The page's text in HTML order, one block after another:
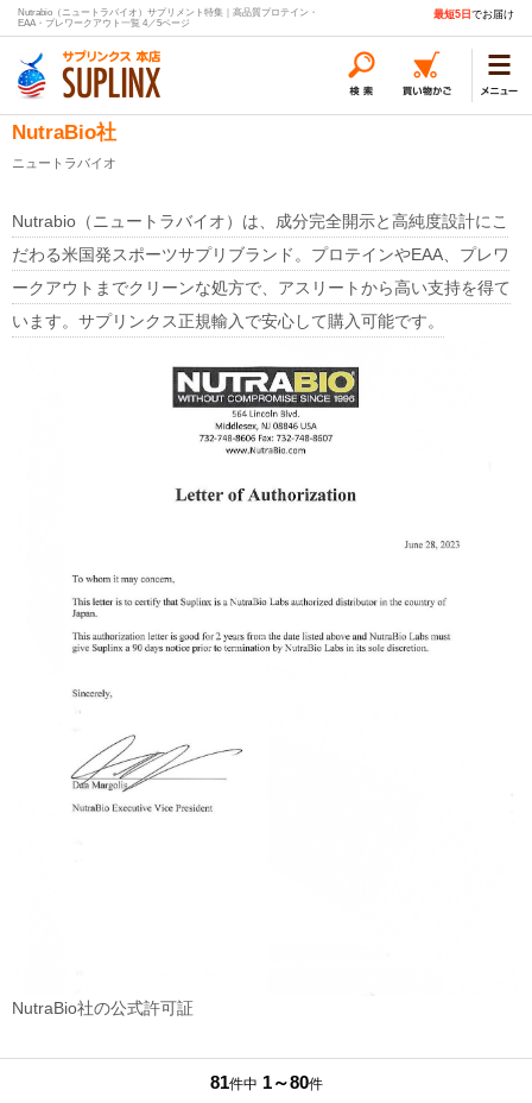
Nutrabio（ニュートラバイオ）サプリメント特集｜高品質プロテイン・
EAA・プレワークアウト一覧 4／5ページ
最短5日 でお届け
NutraBio社
ニュートラバイオ
Nutrabio（ニュートラバイオ）は、成分完全開示と高純度設計にこ
だわる米国発スポーツサプリブランド。プロテインやEAA、プレワ
ークアウトまでクリーンな処方で、アスリートから高い支持を得て
います。サプリンクス正規輸入で安心して購入可能です。
NutraBio社の公式許可証
81件中 1～80件